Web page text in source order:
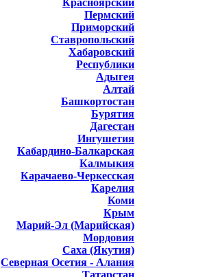
Красноярский
Пермский
Приморский
Ставропольский
Хабаровский
Республики
Адыгея
Алтай
Башкортостан
Бурятия
Дагестан
Ингушетия
Кабардино-Балкарская
Калмыкия
Карачаево-Черкесская
Карелия
Коми
Крым
Марий-Эл (Марийская)
Мордовия
Саха (Якутия)
Северная Осетия - Алания
Татарстан